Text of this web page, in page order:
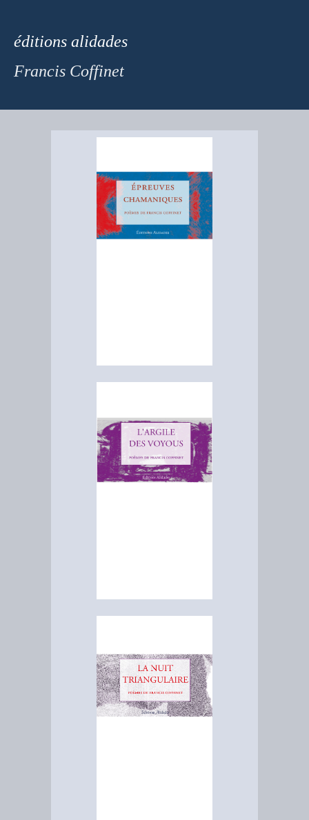
éditions alidades
Francis Coffinet